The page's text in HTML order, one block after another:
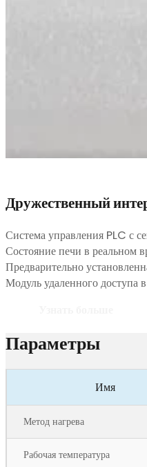
Дружественный
Система управления PLC с
Состояние печи в реальном
Предварительно
Модуль удаленного доступа
Параметры
Имя
Метод нагрева
Рабочая температура